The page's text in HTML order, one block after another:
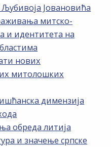
Јовановића
митско-
и идентитета на
нових
митолошких
димензија
обреда литија
и значење српске